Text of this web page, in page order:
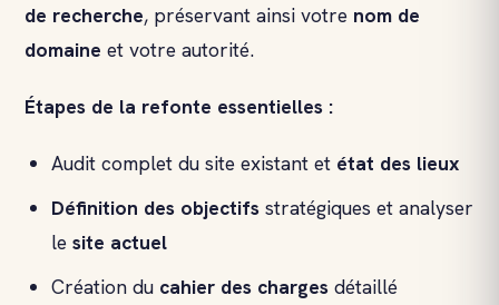
de recherche, préservant ainsi votre nom de
domaine et votre autorité.
Étapes de la refonte essentielles :
Audit complet du site existant et état des lieux
Définition des objectifs stratégiques et analyser
le site actuel
Création du cahier des charges détaillé